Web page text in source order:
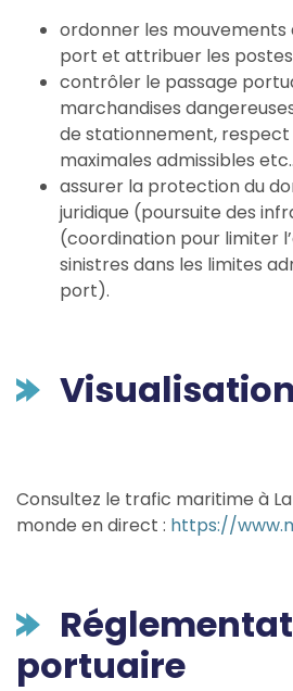
ordonner les mouvements
port et attribuer les postes
contrôler le passage
marchandises
de stationnement, respect
maximales admissibles
assurer la protection du
juridique (poursuite des
(coordination pour limiter
sinistres dans les limites
port).
Consultez le trafic maritime à
monde en direct : https://
portuaire